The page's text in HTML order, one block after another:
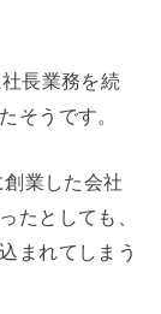
長業務を続
そうです。
業した会社
たとしても、
まれてしまう